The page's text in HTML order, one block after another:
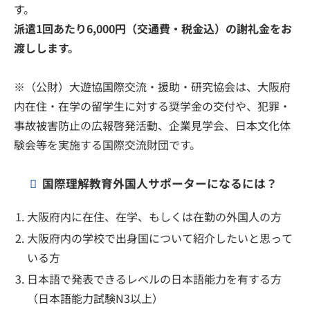
す。
派遣1回あたり6,000円（交通費・税金込）の謝礼金をお
渡しします。
※（公財）大遊協国際交流・援助・研究協会は、大阪府
内在住・在学の留学生に対する奨学金の交付や、犯罪・
事故被害防止の広報啓発活動、企業見学会、日本文化体
験会等を実施する国際交流財団です。
国際理解教育外国人サポーターになるには？
大阪府内に在住、在学、もしくは在勤の外国人の方
大阪府内の学校で出身国について紹介したいと思って
いる方
日本語で発表できるレベルの日本語能力を有する方
（日本語能力試験N3以上）